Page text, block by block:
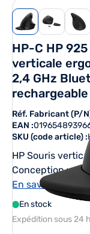
View larger
View
HP-C HP
verticale
2,4 GHz
rechargeable
Réf. Fabricant (P/
EAN :
SKU (code article) :
HP Souris
Conception
fil + Bluetooth,
Quantité de
Roue. Source
Noir
En savoir plus
En stock
Expédition sous 24